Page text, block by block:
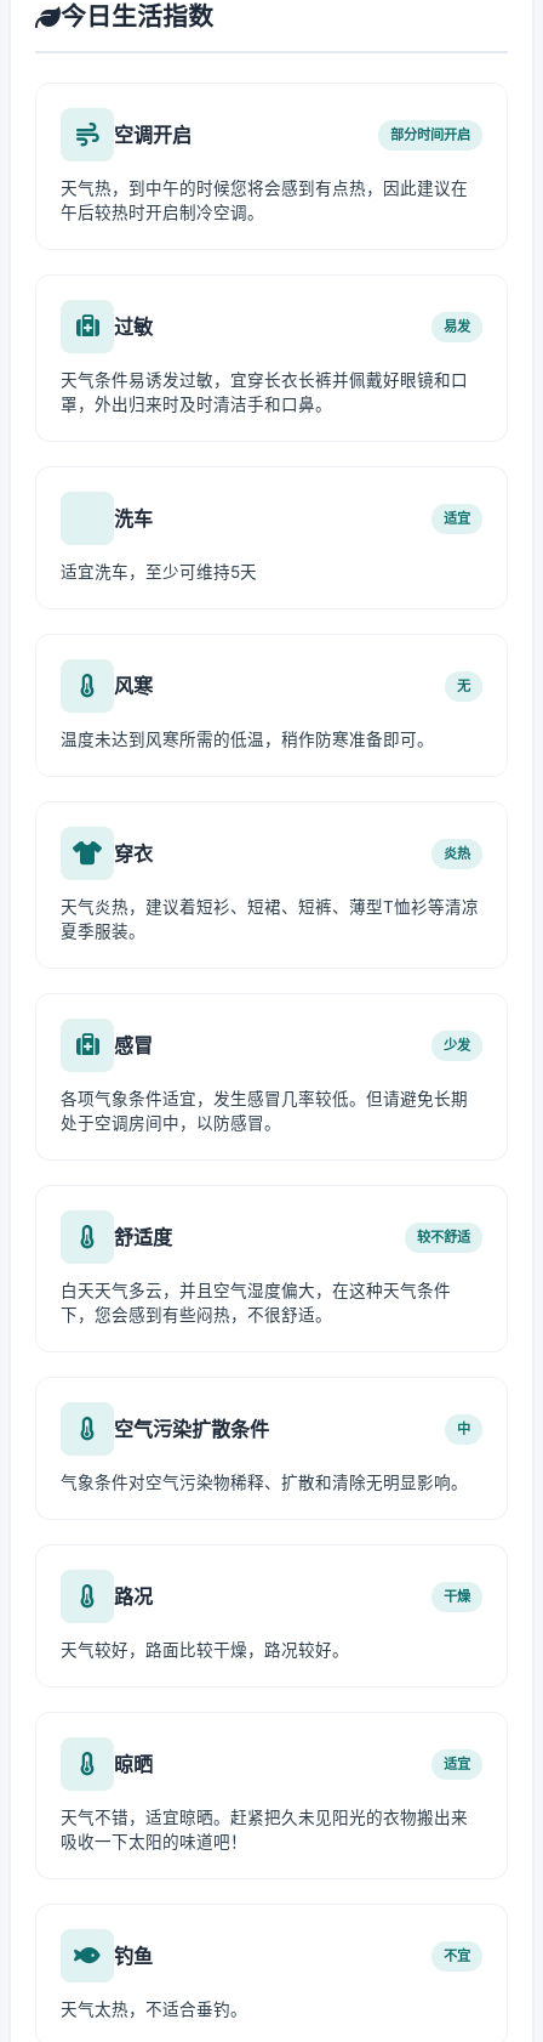
今日生活指数
空调开启 部分时间开启
天气热，到中午的时候您将会感到有点热，因此建议在
午后较热时开启制冷空调。
过敏 易发
天气条件易诱发过敏，宜穿长衣长裤并佩戴好眼镜和口
罩，外出归来时及时清洁手和口鼻。
洗车 适宜
适宜洗车，至少可维持5天
风寒 无
温度未达到风寒所需的低温，稍作防寒准备即可。
穿衣 炎热
天气炎热，建议着短衫、短裙、短裤、薄型T恤衫等清凉
夏季服装。
感冒 少发
各项气象条件适宜，发生感冒几率较低。但请避免长期
处于空调房间中，以防感冒。
舒适度 较不舒适
白天天气多云，并且空气湿度偏大，在这种天气条件
下，您会感到有些闷热，不很舒适。
空气污染扩散条件 中
气象条件对空气污染物稀释、扩散和清除无明显影响。
路况 干燥
天气较好，路面比较干燥，路况较好。
晾晒 适宜
天气不错，适宜晾晒。赶紧把久未见阳光的衣物搬出来
吸收一下太阳的味道吧！
钓鱼 不宜
天气太热，不适合垂钓。